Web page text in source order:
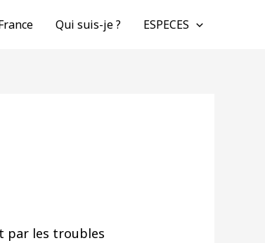
Qui suis-je ? ESPECES
par les troubles